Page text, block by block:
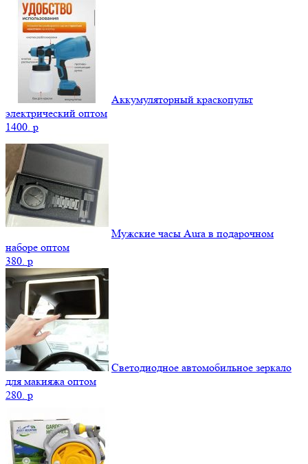
Аккумуляторный краскопульт
электрический оптом
1400. p
Мужские часы Aura в подарочном
наборе оптом
380. p
Светодиодное автомобильное зеркало
для макияжа оптом
280. p